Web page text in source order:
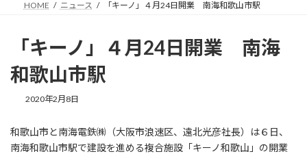
HOME ニュース 「キーノ」４月24日開業 南海和歌山市駅
「キーノ」４月24日開業 南海
和歌山市駅
2020年2月8日
和歌山市と南海電鉄㈱（大阪市浪速区、遠北光彦社長）は６日、
南海和歌山市駅で建設を進める複合施設「キーノ和歌山」の開業